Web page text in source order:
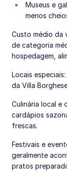
Museus e
menos
Custo médio da
de categoria
hospedagem,
Locais
da Villa
Culinária local e
cardápios
frescas.
Festivais e
geralmente
pratos